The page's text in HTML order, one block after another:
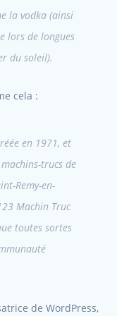
la vodka (ainsi
lors de longues
du soleil).
cela :
en 1971, et
trucs de
Remy-en-
Machin Truc
toutes sortes
de WordPress,